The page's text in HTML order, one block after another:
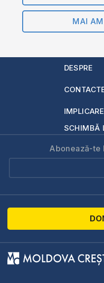
MAI
DESPRE
IMPLICARE
SCHIMBĂ
Abonează-te